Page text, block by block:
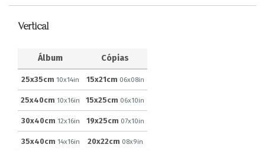
Vertical
Álbum Cópias
25x35cm 10x14in 15x21cm 06x08in
25x40cm 10x16in 15x25cm 06x10in
30x40cm 12x16in 19x25cm 07x10in
35x40cm 14x16in 20x22cm 08x9in